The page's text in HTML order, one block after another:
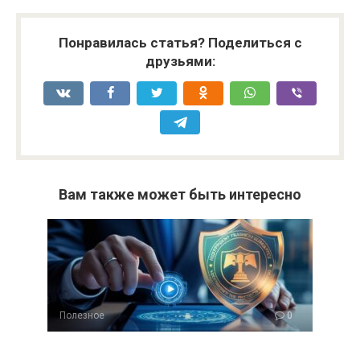
Понравилась статья? Поделиться с
друзьями:
Вам также может быть интересно
Полезное 0